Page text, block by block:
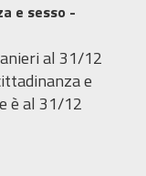
e sesso -
al 31/12
e
è al 31/12